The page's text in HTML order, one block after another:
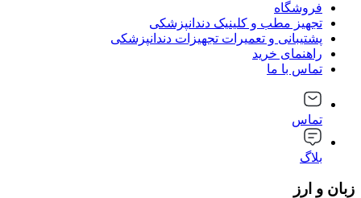
فروشگاه
تجهیز مطب و کلینیک دندانپزشکی
پشتیبانی و تعمیرات تجهیزات دندانپزشکی
راهنمای خرید
تماس با ما
تماس
بلاگ
زبان و ارز